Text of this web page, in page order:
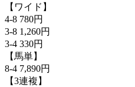
【ワイド】
4-8 780円
3-8 1,260円
3-4 330円
【馬単】
8-4 7,890円
【3連複】